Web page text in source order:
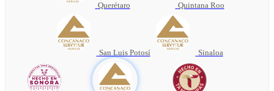
Querétaro Quintana Roo
San Luis Potosí Sinaloa